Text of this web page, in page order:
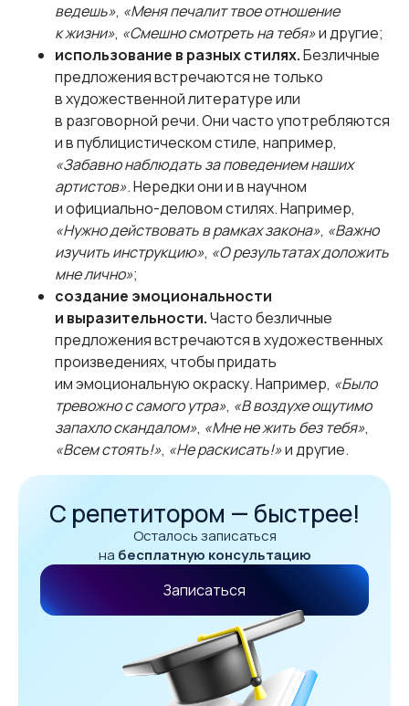
ведешь», «Меня печалит твое отношение
к жизни», «Смешно смотреть на тебя»и другие;
использование в разных стилях.Безличные
предложения встречаются не только
в художественной литературе или
в разговорной речи. Они часто употребляются
и в публицистическом стиле, например,
«Забавно наблюдать за поведением наших
артистов». Нередки они и в научном
и официально-деловом стилях. Например,
«Нужно действовать в рамках закона», «Важно
изучить инструкцию», «О результатах доложить
мне лично»;
создание эмоциональности
и выразительности.Часто безличные
предложения встречаются в художественных
произведениях, чтобы придать
им эмоциональную окраску. Например, «Было
тревожно с самого утра», «В воздухе ощутимо
запахло скандалом», «Мне не жить без тебя»,
«Всем стоять!», «Не раскисать!»и другие.
С репетитором — быстрее!
Осталось записаться
на бесплатную консультацию
Записаться